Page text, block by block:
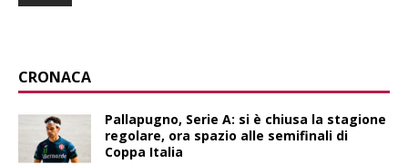
CRONACA
Pallapugno, Serie A: si è chiusa la stagione
regolare, ora spazio alle semifinali di
Coppa Italia